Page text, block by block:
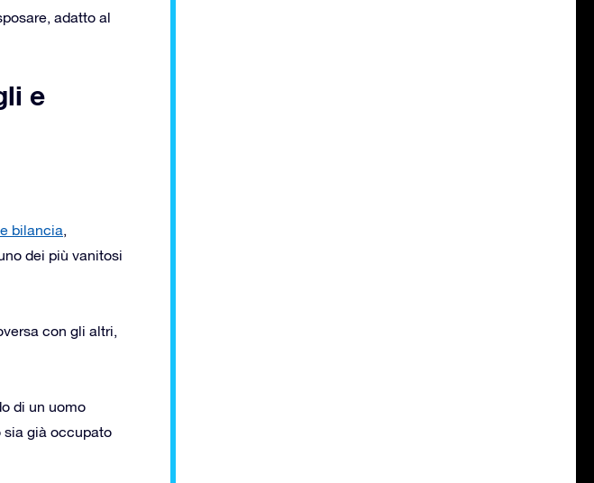
adatto al
e
bilancia,
dei più vanitosi
con gli altri,
di un uomo
sia già occupato